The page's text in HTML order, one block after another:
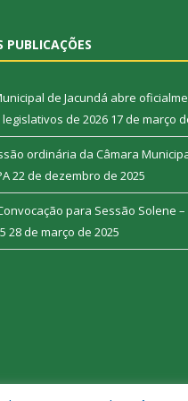
PUBLICAÇÕES
de Jacundá abre
de 2026 17 de março
ordinária da Câmara
22 de dezembro de 2025
para Sessão Solene –
28 de março de 2025